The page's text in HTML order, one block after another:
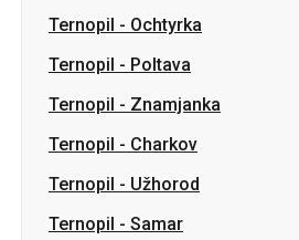
Ternopil-Charkov
Ternopil-Užhorod
Ternopil-Samar
Ternopil-Pavlohrad